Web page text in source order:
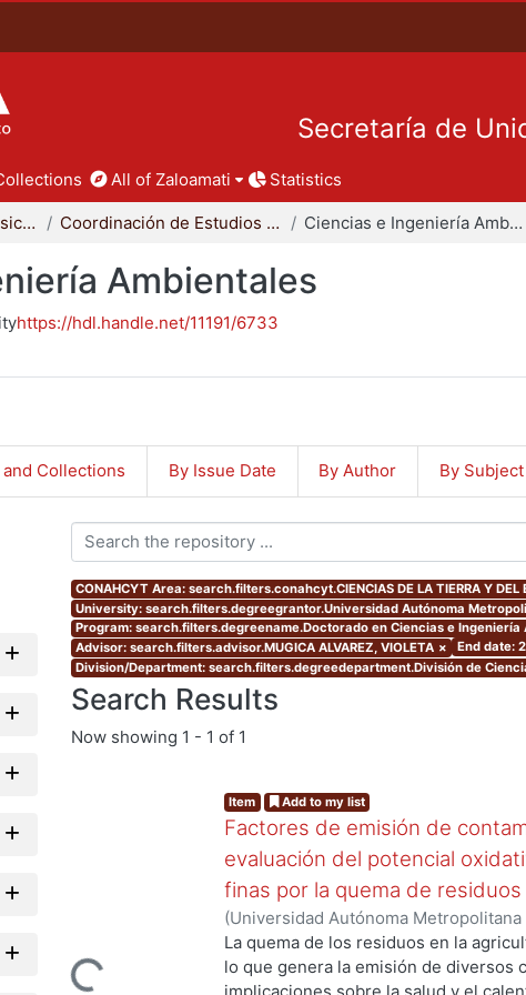
Secretaría de
All of Zaloamati Statistics
División de Ciencias Básicas e Ingeniería Coordinación de Estudios de Posgrado - CBI Ciencias e Ingeniería Ambientales
Ambientales
https://hdl.handle.net/11191/6733
Collections By Issue Date By Author By Subject
CONAHCYT Area: search.filters.conahcyt.CIENCIAS DE LA TIERRA Y DEL
University: search.filters.degreegrantor.Universidad Autónoma
Program: search.filters.degreename.Doctorado en Ciencias e Ingeniería
Advisor: search.filters.advisor.MUGICA ALVAREZ, VIOLETA × End date:
Division/Department: search.filters.degreedepartment.División de
Search Results
Now showing 1 - 1 of 1
Loading...
Item Add to my list
Factores de emisión de
evaluación del potencial
finas por la quema de residuos
(Universidad Autónoma
de Servicios de Información.,2017)
La quema de los residuos en la
lo que genera la emisión de diversos